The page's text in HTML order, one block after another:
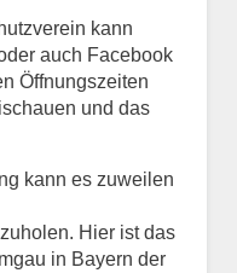
kann
auch Facebook
Öffnungszeiten
und das
kann es zuweilen
Hier ist das
in Bayern der